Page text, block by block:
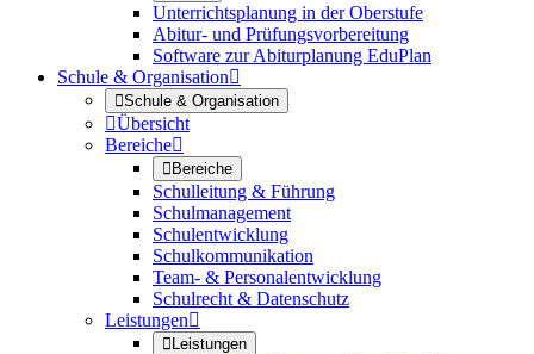
Unterrichtsplanung in der Oberstufe
Abitur- und Prüfungsvorbereitung
Software zur Abiturplanung EduPlan
Schule & Organisation
Schule & Organisation
Übersicht
Bereiche
Bereiche
Schulleitung & Führung
Schulmanagement
Schulentwicklung
Schulkommunikation
Team- & Personalentwicklung
Schulrecht & Datenschutz
Leistungen
Leistungen